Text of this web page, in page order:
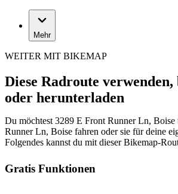
Mehr
WEITER MIT BIKEMAP
Diese Radroute verwenden,
oder herunterladen
Du möchtest 3289 E Front Runner Ln,
Runner Ln, Boise fahren oder sie für deine
Folgendes kannst du mit dieser Bikemap-
Gratis Funktionen